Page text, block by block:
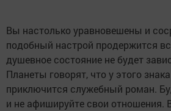
Вы настолько уравновешены и
подобный настрой продержится
душевное состояние не будет
Планеты говорят, что у этого
приключится служебный роман.
и не афишируйте свои отношения.